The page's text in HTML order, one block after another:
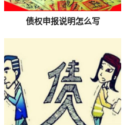
债权申报说明怎么写